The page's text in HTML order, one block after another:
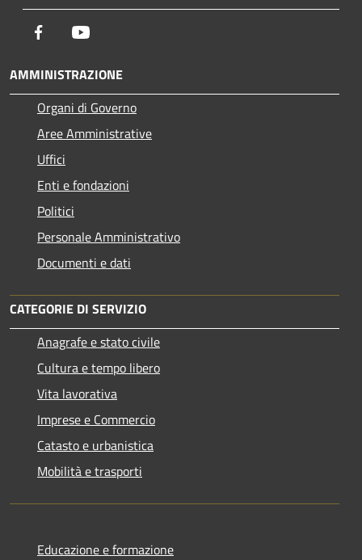
Facebook
AMMINISTRAZIONE
Organi di Governo
Aree Amministrative
Uffici
Enti e fondazioni
Politici
Personale Amministrativo
Documenti e dati
CATEGORIE DI SERVIZIO
Anagrafe e stato civile
Cultura e tempo libero
Vita lavorativa
Imprese e Commercio
Catasto e urbanistica
Mobilità e trasporti
Educazione e formazione